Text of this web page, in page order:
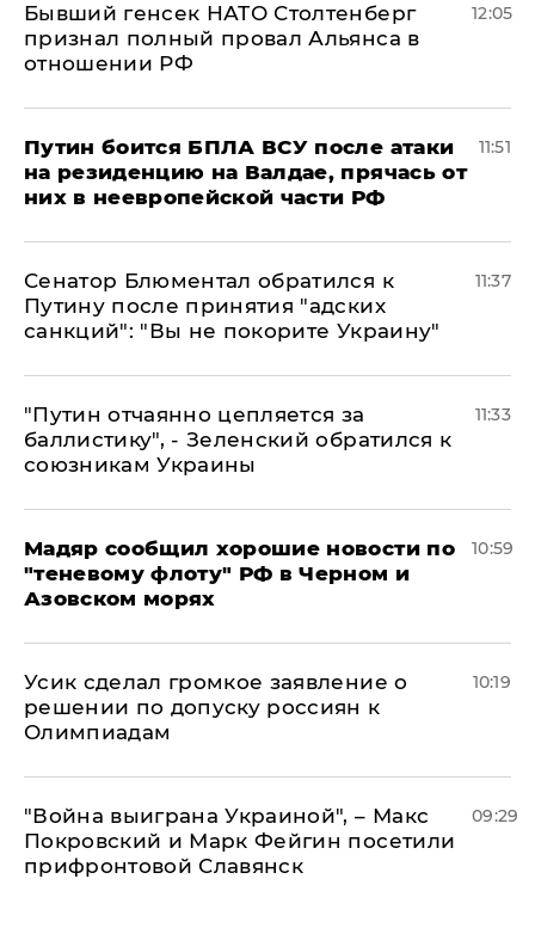
Бывший генсек НАТО Столтенберг
признал полный провал Альянса в
отношении РФ
12:05
Путин боится БПЛА ВСУ после атаки
на резиденцию на Валдае, прячась от
них в неевропейской части РФ
11:51
Сенатор Блюментал обратился к
Путину после принятия "адских
санкций": "Вы не покорите Украину"
11:37
"Путин отчаянно цепляется за
баллистику", - Зеленский обратился к
союзникам Украины
11:33
Мадяр сообщил хорошие новости по
"теневому флоту" РФ в Черном и
Азовском морях
10:59
Усик сделал громкое заявление о
решении по допуску россиян к
Олимпиадам
10:19
"Война выиграна Украиной", – Макс
Покровский и Марк Фейгин посетили
прифронтовой Славянск
09:29